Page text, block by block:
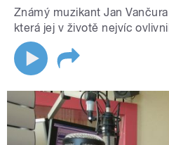
Známý muzikant Jan
která jej v životě nejvíc